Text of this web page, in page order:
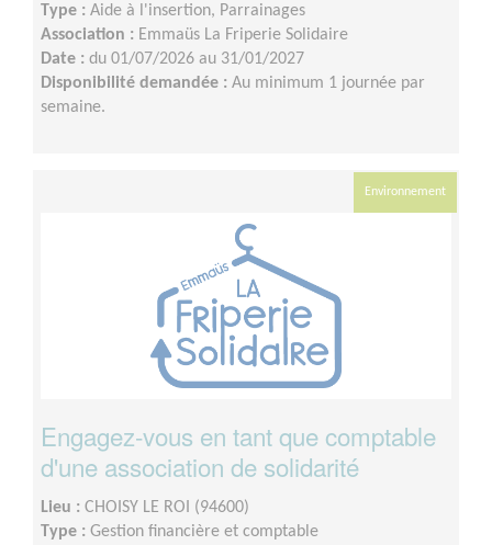
Type : Aide à l'insertion, Parrainages
Association : Emmaüs La Friperie Solidaire
Date : du 01/07/2026 au 31/01/2027
Disponibilité demandée : Au minimum 1 journée par
semaine.
Environnement
Engagez-vous en tant que comptable
d'une association de solidarité
Lieu : CHOISY LE ROI (94600)
Type : Gestion financière et comptable